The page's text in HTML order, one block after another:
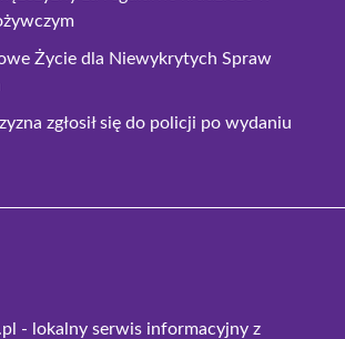
Życie dla Niewykrytych Spraw
zgłosił się do policji po wydaniu
- lokalny serwis informacyjny z